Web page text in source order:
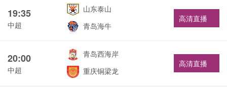
19:35
中超
山东泰山
青岛海牛
高清直播
20:00
中超
青岛西海岸
重庆铜梁龙
高清直播